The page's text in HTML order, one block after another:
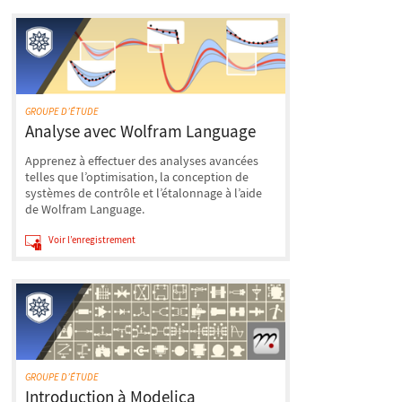
GROUPE D’ÉTUDE
Analyse avec Wolfram Language
Apprenez à effectuer des analyses avancées
telles que l’optimisation, la conception de
systèmes de contrôle et l’étalonnage à l’aide
de Wolfram Language.
Voir l’enregistrement
GROUPE D’ÉTUDE
Introduction à Modelica